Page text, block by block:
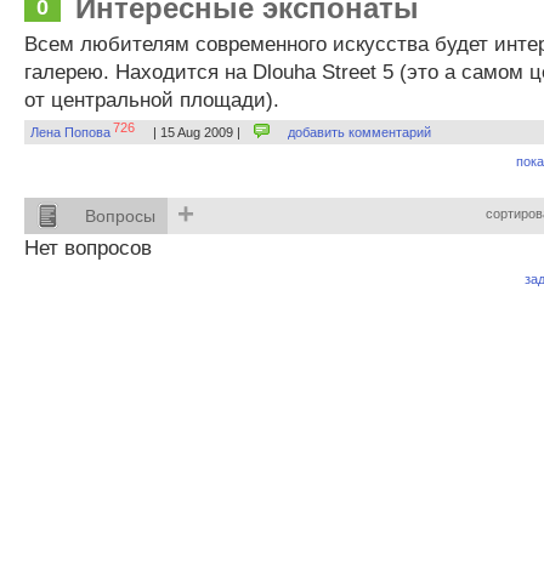
0 Интересные экспонаты
Всем любителям современного искусства будет
галерею. Находится на Dlouha Street 5 (это а самом
от центральной площади).
Лена Попова726 | 15 Aug 2009 |
добавить комментарий
Вопросы +
Нет вопросов